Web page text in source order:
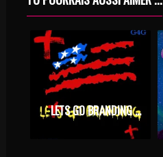
LETS GO BRANDING – G4G